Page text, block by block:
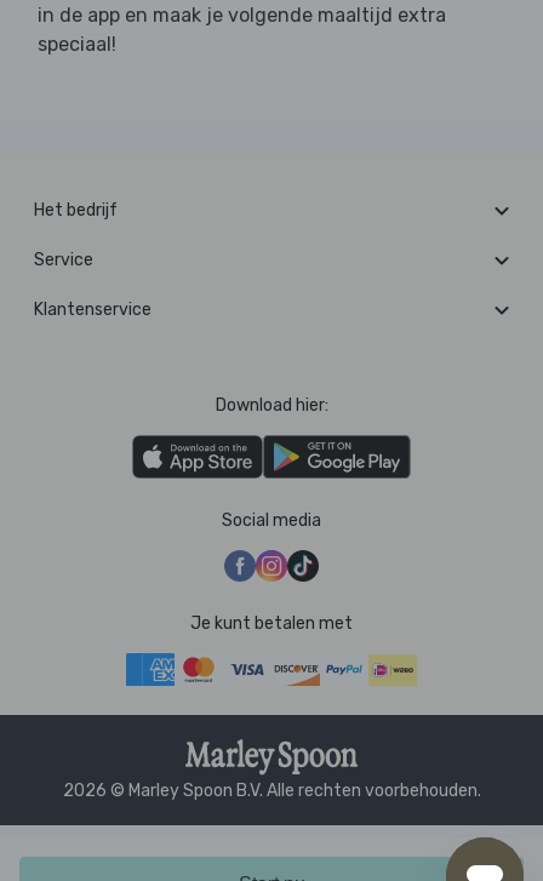
in de app en maak je volgende maaltijd extra
speciaal!
Het bedrijf
Service
Klantenservice
Download hier:
Social media
Je kunt betalen met
2026 © Marley Spoon B.V. Alle rechten voorbehouden.